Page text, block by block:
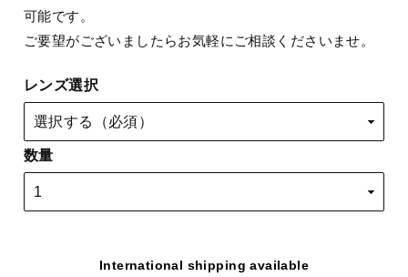
可能です。
ご要望がございましたらお気軽にご相談くださいませ。
レンズ選択
数量
International shipping available